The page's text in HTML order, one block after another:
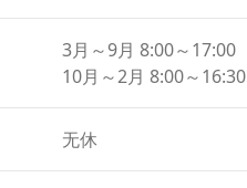
3月～9月 8:00～17:00
10月～2月 8:00～16:30
无休